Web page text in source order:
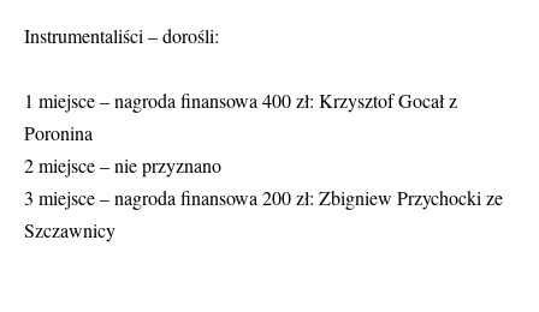
Instrumentaliści – dorośli:
1 miejsce – nagroda finansowa 400 zł: Krzysztof Gocał z
Poronina
2 miejsce – nie przyznano
3 miejsce – nagroda finansowa 200 zł: Zbigniew Przychocki ze
Szczawnicy